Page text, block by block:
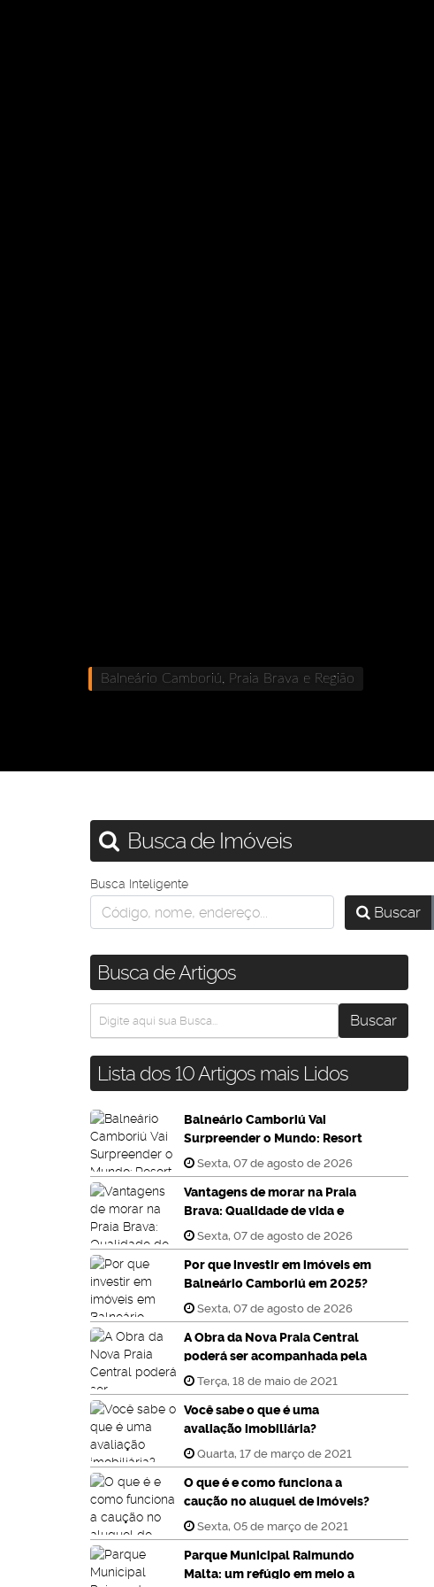
Balneário Camboriú, Praia Brava e Região
Busca de Imóveis
Busca Inteligente
Buscar
Busca de Artigos
Lista dos 10 Artigos mais Lidos
Balneário Camboriú Vai
Surpreender o Mundo: Resort
de Luxo com Neve o Ano
Inteiro!
Sexta, 07 de agosto de 2026
Vantagens de morar na Praia
Brava: Qualidade de vida e
valorização imobiliária
Sexta, 07 de agosto de 2026
Por que investir em imóveis em
Balneário Camboriú em 2025?
Sexta, 07 de agosto de 2026
A Obra da Nova Praia Central
poderá ser acompanhada pela
internet
Terça, 18 de maio de 2021
Você sabe o que é uma
avaliação imobiliária?
Quarta, 17 de março de 2021
O que é e como funciona a
caução no aluguel de imóveis?
Sexta, 05 de março de 2021
Parque Municipal Raimundo
Malta: um refúgio em meio a